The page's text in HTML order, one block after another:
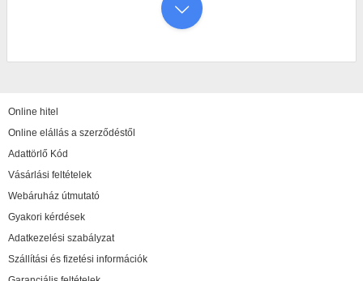
Online hitel
Online elállás a szerződéstől
Adattörlő Kód
Vásárlási feltételek
Webáruház útmutató
Gyakori kérdések
Adatkezelési szabályzat
Szállítási és fizetési információk